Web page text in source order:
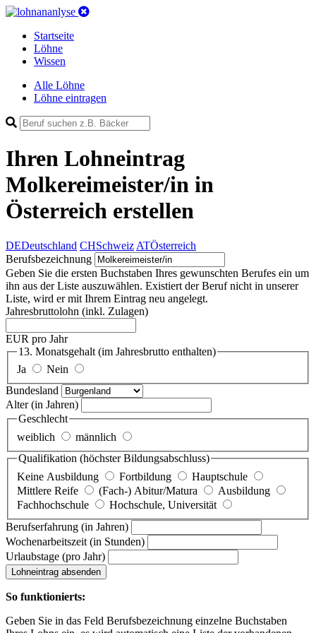
Startseite
Löhne
Wissen
Alle Löhne
Löhne eintragen
Ihren Lohneintrag
Molkereimeister/in in
Österreich erstellen
DEDeutschland CHSchweiz ATÖsterreich
Berufsbezeichnung
Geben Sie die ersten Buchstaben Ihres gewunschten Berufes ein um
ihn aus der Liste auszuwählen. Existiert der Beruf nicht in unserer
Liste, wird er mit Ihrem Eintrag neu angelegt.
Jahresbruttolohn (inkl. Zulagen)
EUR pro Jahr
13. Monatsgehalt (im Jahresbrutto enthalten)
Ja
Nein
Bundesland
Alter(in Jahren)
Geschlecht
weiblich
männlich
Qualifikation (höchster Bildungsabschluss)
Keine Ausbildung
Fortbildung
Hauptschule
Mittlere Reife
(Fach-) Abitur/Matura
Ausbildung
Fachhochschule
Hochschule, Universität
Berufserfahrung (in Jahren)
Wochenarbeitszeit (in Stunden)
Urlaubstage (pro Jahr)
Lohneintrag absenden
So funktionierts:
Geben Sie in das Feld Berufsbezeichnung einzelne Buchstaben